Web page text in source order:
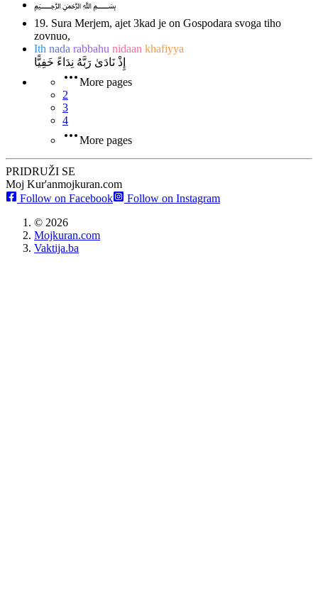
﷽
19. Sura Merjem, ajet 3kad je on Gospodara svoga tiho
zovnuo,
Ith nada rabbahu nidaan khafiyya
إِذْ نَادَىٰ رَبَّهُ نِدَاءً خَفِيًّا
More pages
2
3
4
More pages
PRIDRUŽI SE
Moj Kur'anmojkuran.com
Follow on Facebook
Follow on Instagram
© 2026
Mojkuran.com
Vaktija.ba